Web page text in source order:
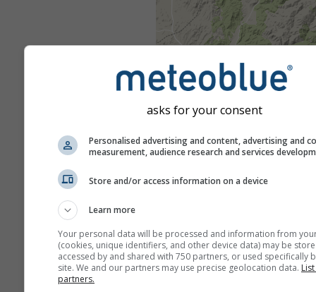
asks for your consent
Personalised advertising and content, advertising and
measurement, audience research and services
Store and/or access information on a device
Learn more
Your personal data will be processed and information from
(cookies, unique identifiers, and other device data) may be
accessed by and shared with 750 partners, or used specifically
site. We and our partners may use precise geolocation data.
partners.